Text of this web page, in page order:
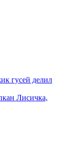
гусей делил
Лисичка,